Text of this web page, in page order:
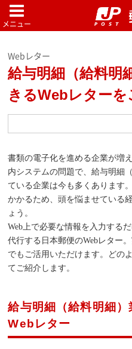
Webレター
給与明細（給料明
きるWebレターを
書類の電子化を進める企業が増
内システムの問題で、給与明細
ている企業は今も多くあります
かかるため、頭を悩ませている
ょう。
Web上で必要な情報を入力する
代行する日本郵便のWebレター
でもご活用いただけます。どの
てご紹介します。
給与明細（給料明細
Webレター